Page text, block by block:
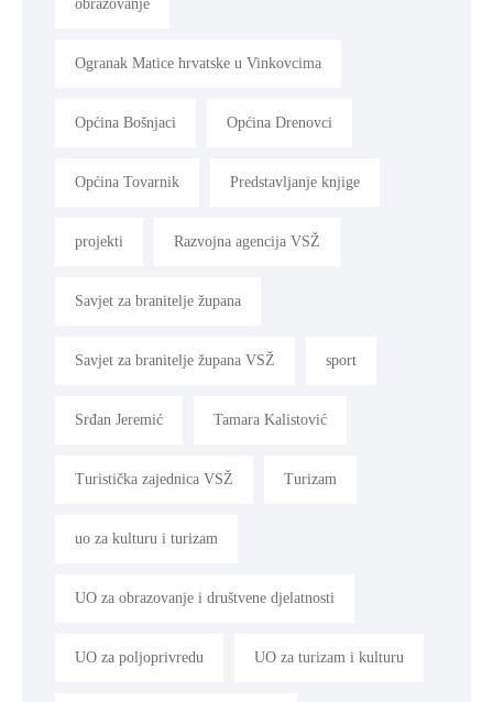
obrazovanje
Ogranak Matice hrvatske u Vinkovcima
Općina Bošnjaci Općina Drenovci
Općina Tovarnik Predstavljanje knjige
projekti Razvojna agencija VSŽ
Savjet za branitelje župana
Savjet za branitelje župana VSŽ sport
Srđan Jeremić Tamara Kalistović
Turistička zajednica VSŽ Turizam
uo za kulturu i turizam
UO za obrazovanje i društvene djelatnosti
UO za poljoprivredu UO za turizam i kulturu